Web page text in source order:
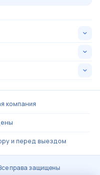
15
15
компания
и перед выездом
права защищены